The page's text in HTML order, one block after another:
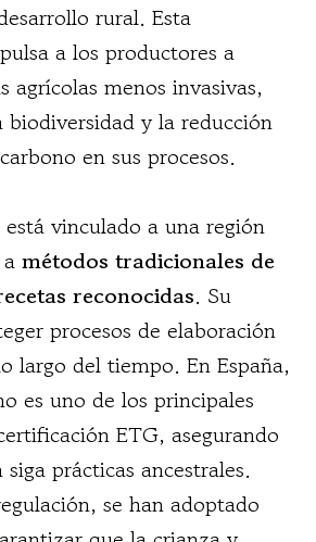
rural. Esta
a los productores a
agrícolas menos invasivas,
y la reducción
en sus procesos.
vinculado a una región
métodos tradicionales de
reconocidas. Su
procesos de elaboración
largo del tiempo. En España,
es uno de los principales
ETG, asegurando
prácticas ancestrales.
se han adoptado